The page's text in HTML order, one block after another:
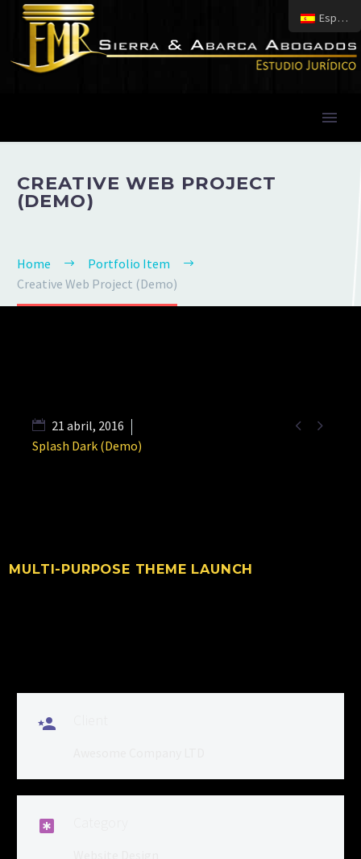
CREATIVE WEB PROJECT
(DEMO)
Home
Portfolio Item
Creative Web Project (Demo)
 
21 abril, 2016
Splash Dark (Demo)
MULTI-PURPOSE THEME LAUNCH


Español